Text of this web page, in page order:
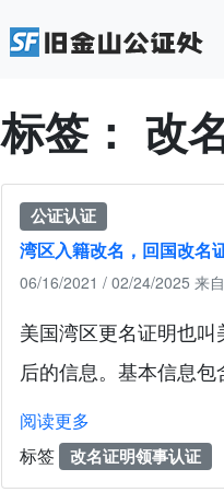
标签： 改
公证认证
湾区入籍改名，回国改名
06/16/2021 / 02/24/2025 来自
美国湾区更名证明也
后的信息。基本信息
阅读更多
标签
改名证明领事认证